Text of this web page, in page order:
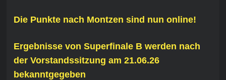
Die Punkte nach Montzen sind nun online!
Ergebnisse von Superfinale B werden nach
der Vorstandssitzung am 21.06.26
bekanntgegeben